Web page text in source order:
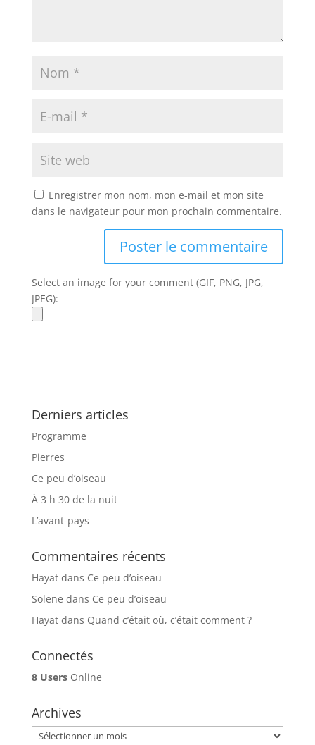
Enregistrer mon nom, mon e-mail et mon site
dans le navigateur pour mon prochain commentaire.
Select an image for your comment (GIF, PNG, JPG,
JPEG):
Derniers articles
Programme
Pierres
Ce peu d’oiseau
À 3 h 30 de la nuit
L’avant-pays
Commentaires récents
Hayatdans Ce peu d’oiseau
Solene dans Ce peu d’oiseau
Hayatdans Quand c’était où, c’était comment ?
Connectés
8 UsersOnline
Archives
Archives